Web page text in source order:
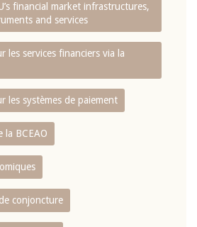
financial market infrastructures,
and services
les services financiers via la
les systèmes de paiement
la BCEAO
conjoncture